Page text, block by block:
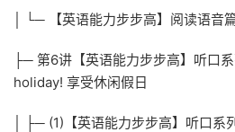
│ └─ 【英语能力步步高】阅读语音
├─ 第6讲【英语能力步步高】听
holiday! 享受休闲假日
│ ├─ (1)【英语能力步步高】听口